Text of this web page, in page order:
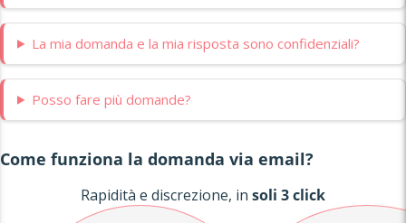
La mia domanda e la mia risposta sono confidenziali?
Posso fare più domande?
Come funziona la domanda via email?
Rapidità e discrezione, in soli 3 click